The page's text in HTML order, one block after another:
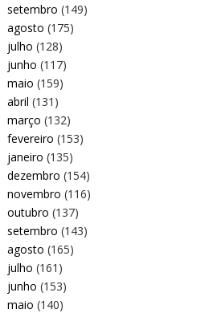
setembro (149)
agosto (175)
julho (128)
junho (117)
maio (159)
abril (131)
março (132)
fevereiro (153)
janeiro (135)
dezembro (154)
novembro (116)
outubro (137)
setembro (143)
agosto (165)
julho (161)
junho (153)
maio (140)